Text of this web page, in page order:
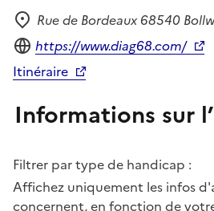
Adresse
Rue de Bordeaux 68540
Site internet
https://www.diag68.com/
Itinéraire
Informations sur
Filtrer par type de handicap :
Affichez uniquement les infos
concernent, en fonction de